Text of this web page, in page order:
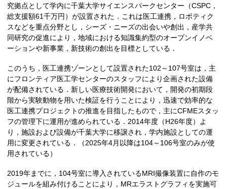
究拠点として学内に千葉大学サイエンスパークセンター（CSPC，
総支援額61千万円）が設置された．これは医工連携，ロボティク
スなどを重点分野とし，シーズ・ニーズの出会いや創出，産学共
同研究の促進により，地域における知識集約型のオープンイノベ
ーションや新事業，新技術の創出を目標としている．
このうち，医工連携ゾーンとして設置された102～107号室は，主
にフロンティア医工学センターのスタッフにより企画された設備
が配備されている．新しい医療技術開発において，開発の初期段
階から実験動物を用いた検証を行うことにより，迅速で効率的な
医工連携プロジェクトの推進を目指したもので，主にCFMEスタッ
フの管理下に運用が進められている．2014年度（H26年度）よ
り，施設および設備が千葉大学に移譲され，学内施設としての運
用に変更されている．（2025年4月以降は104～106号室のみが使
用されている）
2019年までに，104号室に導入されているMRI撮像装置に自作のモ
ジュールを組み付けることにより，MRエラストグラフィを実施可